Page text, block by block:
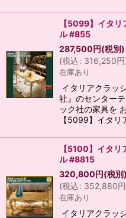
【5099】イタ
ル #855
287,500円(税別)
(税込: 316,250円
在庫あり
イタリアクラッ
社』のセンター
ック社の家具を
【5099】イタ
【5100】イタリ
ル #8815
320,800円(税別)
(税込: 352,880円
在庫あり
イタリアクラッ